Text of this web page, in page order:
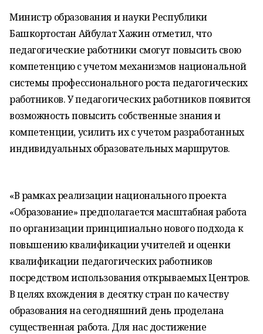
Министр образования и науки Республики
Башкортостан Айбулат Хажин отметил, что
педагогические работники смогут повысить свою
компетенцию с учетом механизмов национальной
системы профессионального роста педагогических
работников. У педагогических работников появится
возможность повысить собственные знания и
компетенции, усилить их с учетом разработанных
индивидуальных образовательных маршрутов.
«В рамках реализации национального проекта
«Образование» предполагается масштабная работа
по организации принципиально нового подхода к
повышению квалификации учителей и оценки
квалификации педагогических работников
посредством использования открываемых Центров.
В целях вхождения в десятку стран по качеству
образования на сегодняшний день проделана
существенная работа. Для нас достижение